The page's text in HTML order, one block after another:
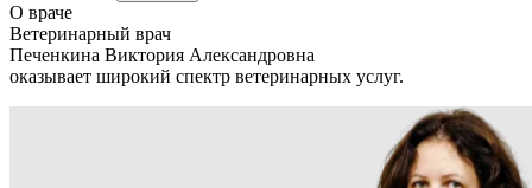
О враче
Ветеринарный врач
Печенкина Виктория Александровна
оказывает широкий спектр ветеринарных услуг.